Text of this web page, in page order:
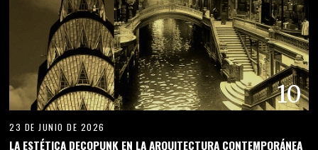
10
23 DE JUNIO DE 2026
LA ESTÉTICA DECOPUNK EN LA ARQUITECTURA CONTEMPORÁNEA